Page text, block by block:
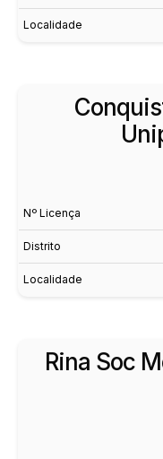
Localidade
Nº Licença
Distrito
Localidade
Rina Soc